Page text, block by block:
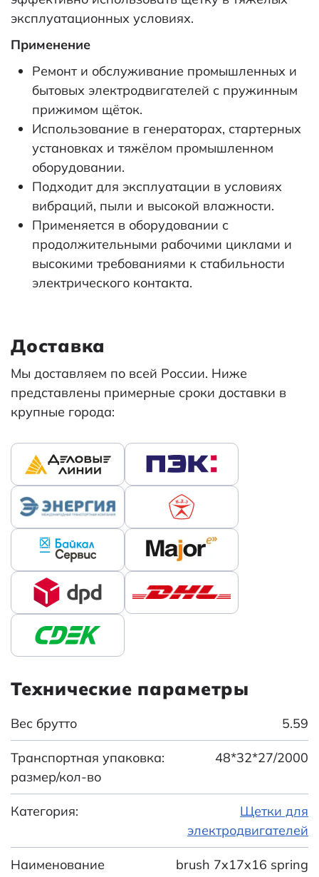
Технические параметры
Вес брутто 5.59
Транспортная упаковка:
размер/кол-во
48*32*27/2000
Категория:
Щетки для
электродвигателей
Наименование brush 7x17x16 spring
эксплуатационных условиях.
Применение
Ремонт и обслуживание промышленных и
бытовых электродвигателей с пружинным
прижимом щёток.
Использование в генераторах, стартерных
установках и тяжёлом промышленном
оборудовании.
Подходит для эксплуатации в условиях
вибраций, пыли и высокой влажности.
Применяется в оборудовании с
продолжительными рабочими циклами и
высокими требованиями к стабильности
электрического контакта.
Доставка
Мы доставляем по всей России. Ниже
представлены примерные сроки доставки в
крупные города: